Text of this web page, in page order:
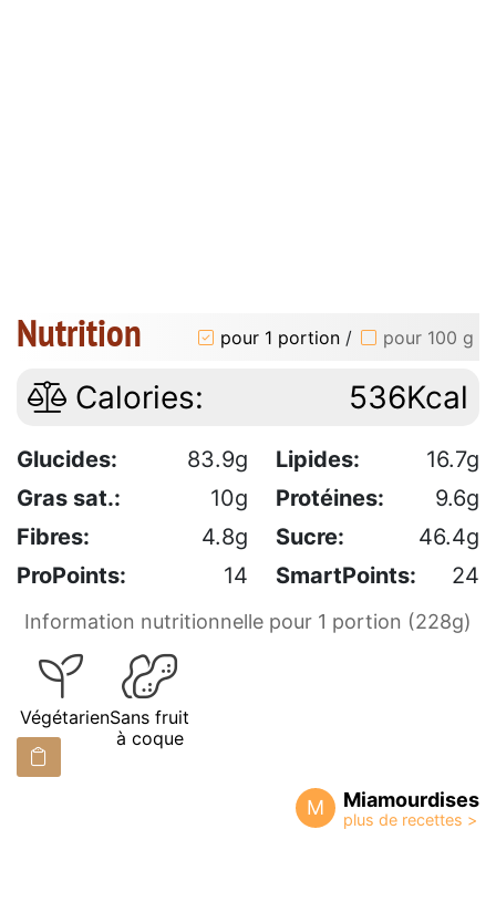
Nutrition pour 1 portion / pour 100 g
Calories: 536Kcal
Glucides: 83.9g Lipides:
16.7g
Gras sat.:
10g Protéines:
9.6g
Fibres:
4.8g Sucre:
46.4g
ProPoints:
14 SmartPoints: 24
Information nutritionnelle pour 1 portion (228g)
VégétarienSans fruit
à coque
M Miamourdises